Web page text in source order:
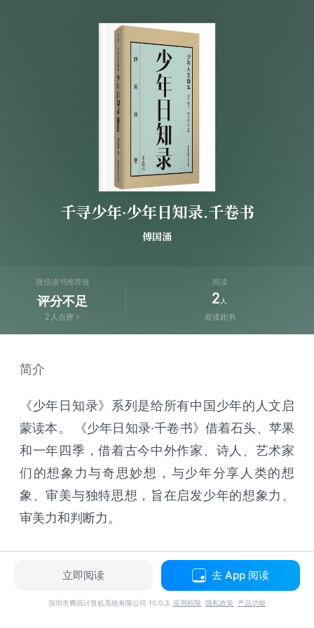
千寻少年·少年日知录.千卷书
傅国涌
微信读书推荐值
评分不足
2 人点评
阅读
2 人
在读此书
简介
《少年日知录》系列是给所有中国少年的人文启
蒙读本。 《少年日知录·千卷书》借着石头、苹果
和一年四季，借着古今中外作家、诗人、艺术家
们的想象力与奇思妙想，与少年分享人类的想
象、审美与独特思想，旨在启发少年的想象力、
审美力和判断力。
立即阅读 去 App 阅读
深圳市腾讯计算机系统有限公司 10.0.3 应用权限 隐私政策 产品功能